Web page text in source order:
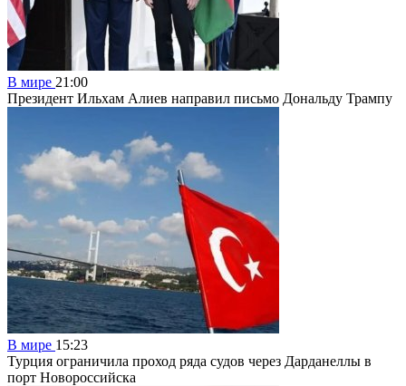
В мире 21:00
Президент Ильхам Алиев направил письмо Дональду Трампу
В мире 15:23
Турция ограничила проход ряда судов через Дарданеллы в
порт Новороссийска